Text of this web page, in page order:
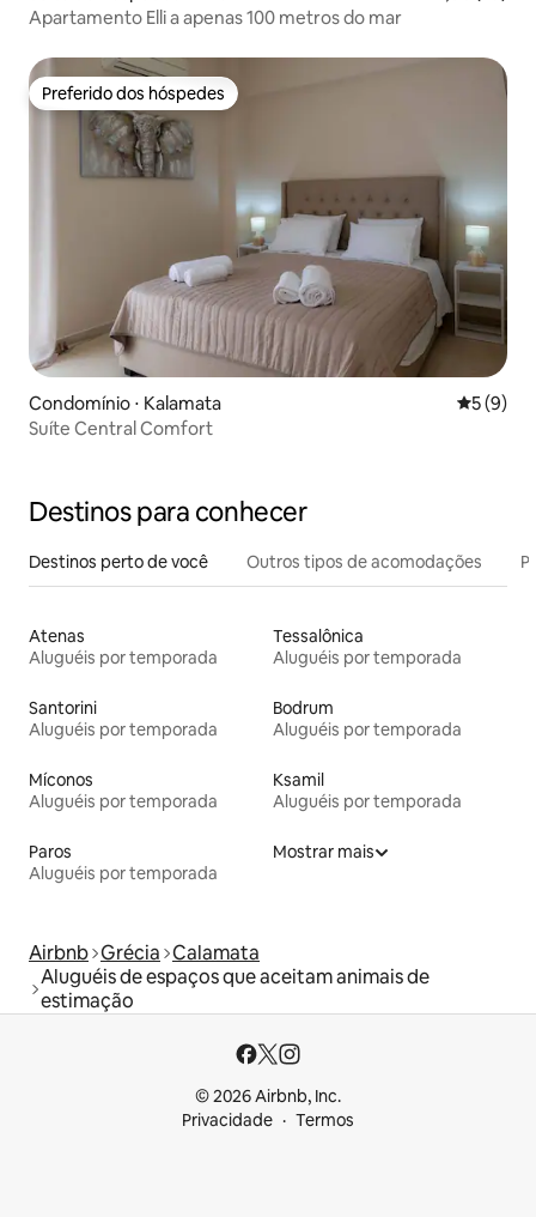
Apartamento Elli a apenas 100 metros do mar
Preferido dos hóspedes
Preferido dos hóspedes
Condomínio ⋅ Kalamata 5 de
5 (9)
Suíte Central Comfort
Destinos para conhecer
Destinos perto de você Outros tipos de acomodações
Atenas
Aluguéis por temporada
Tessalônica
Aluguéis por temporada
Santorini
Aluguéis por temporada
Bodrum
Aluguéis por temporada
Míconos
Aluguéis por temporada
Ksamil
Aluguéis por temporada
Paros
Aluguéis por temporada
Mostrar mais
Airbnb Grécia Calamata
Aluguéis de espaços que aceitam animais de
estimação
© 2026 Airbnb, Inc.
Privacidade
Termos